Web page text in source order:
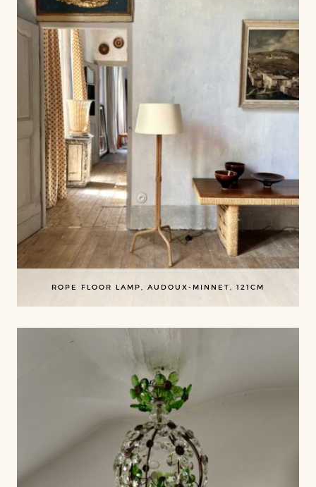
ROPE FLOOR LAMP, AUDOUX-MINNET, 121CM